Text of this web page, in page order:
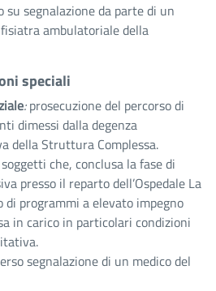
su segnalazione da parte di un
ambulatoriale della
speciali
:prosecuzione del percorso di
dimessi dalla degenza
della Struttura Complessa.
che, conclusa la fase di
presso il reparto dell’Ospedale La
di programmi a elevato impegno
in carico in particolari condizioni
segnalazione di un medico del